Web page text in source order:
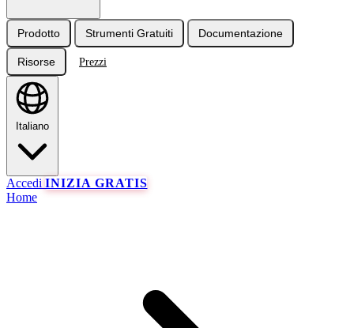
Prodotto Strumenti Gratuiti Documentazione
Risorse Prezzi
Italiano
Accedi INIZIA GRATIS
Home